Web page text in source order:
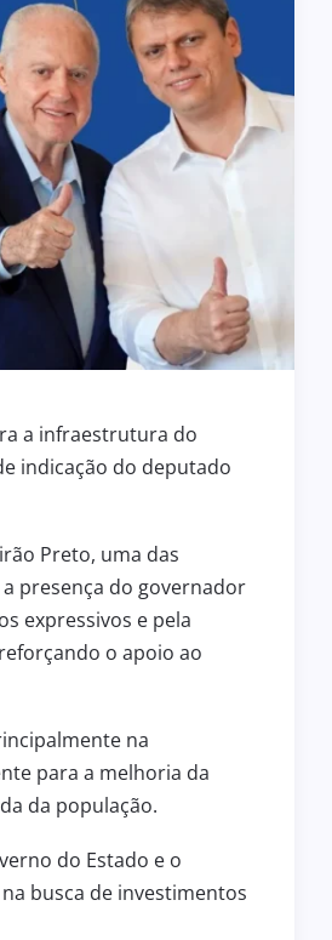
a infraestrutura do
indicação do deputado
Preto, uma das
presença do governador
expressivos e pela
o apoio ao
na
para a melhoria da
da população.
do Estado e o
busca de investimentos
COELHO RECEBE
0 KM PARA
A INFRAESTRUTURA
RURAL